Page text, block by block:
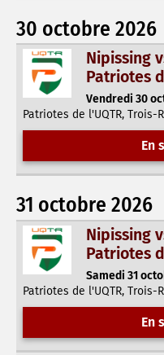
30 octobre 2026
Nipissing
Patriotes
Vendredi 30
Patriotes de l'UQTR, Trois-
En
31 octobre 2026
Nipissing
Patriotes
Samedi 31
Patriotes de l'UQTR, Trois-
En